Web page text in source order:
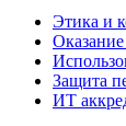
Этика и
Оказание
Защита
ИТ